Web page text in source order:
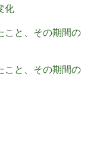
化
こと、その期間の
こと、その期間の